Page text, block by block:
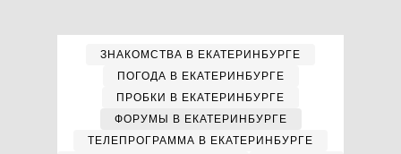
ЗНАКОМСТВА В ЕКАТЕРИНБУРГЕ
ПОГОДА В ЕКАТЕРИНБУРГЕ
ПРОБКИ В ЕКАТЕРИНБУРГЕ
ФОРУМЫ В ЕКАТЕРИНБУРГЕ
ТЕЛЕПРОГРАММА В ЕКАТЕРИНБУРГЕ